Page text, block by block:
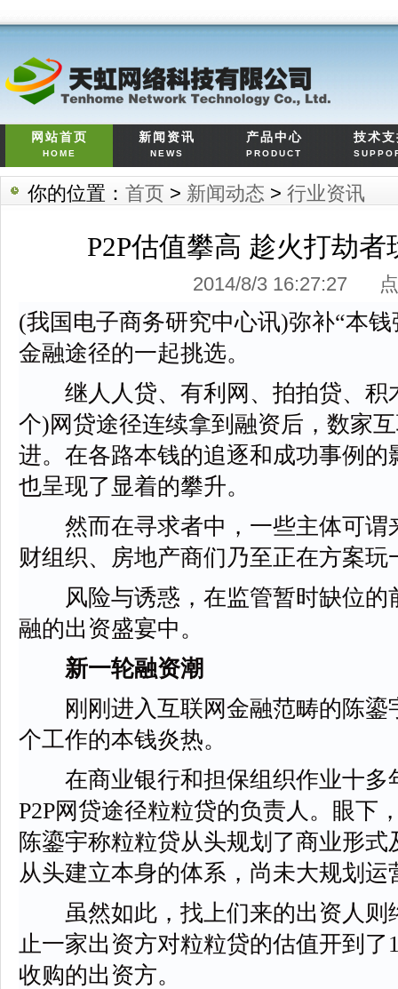
网站首页
HOME
新闻资讯
NEWS
产品中心
PRODUCT
技术
你的位置： 首页 > 新闻动态 > 行业资讯
P2P估值攀高 趁火打劫者
2014/8/3 16:27:27
(我国电子商务研究中心讯)弥补“本
金融途径的一起挑选。
继人人贷、有利网、拍拍贷、积
个)网贷途径连续拿到融资后，数家
进。在各路本钱的追逐和成功事例
也呈现了显着的攀升。
然而在寻求者中，一些主体可谓
财组织、房地产商们乃至正在方案玩
风险与诱惑，在监管暂时缺位的
融的出资盛宴中。
新一轮融资潮
刚刚进入互联网金融范畴的陈鎏
个工作的本钱炎热。
在商业银行和担保组织作业十多
P2P网贷途径粒粒贷的负责人。眼下
陈鎏宇称粒粒贷从头规划了商业形
从头建立本身的体系，尚未大规划运
虽然如此，找上们来的出资人则
止一家出资方对粒粒贷的估值开到了
收购的出资方。